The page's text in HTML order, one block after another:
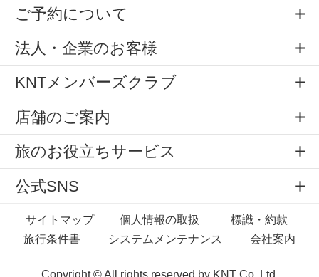
ご予約について
法人・企業のお客様
KNTメンバーズクラブ
店舗のご案内
旅のお役立ちサービス
公式SNS
サイトマップ 個人情報の取扱
標識・約款
旅行条件書
システムメンテナンス 会社案内
Copyright © All rights reserved by KNT Co.,Ltd.